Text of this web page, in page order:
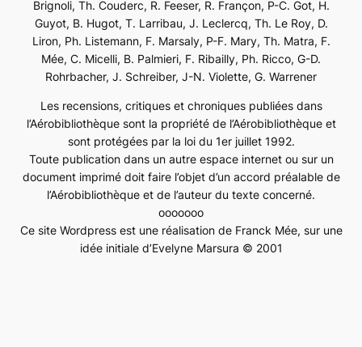
Brignoli, Th. Couderc, R. Feeser, R. Françon, P-C. Got, H.
Guyot, B. Hugot, T. Larribau, J. Leclercq, Th. Le Roy, D.
Liron, Ph. Listemann, F. Marsaly, P-F. Mary, Th. Matra, F.
Mée, C. Micelli, B. Palmieri, F. Ribailly, Ph. Ricco, G-D.
Rohrbacher, J. Schreiber, J-N. Violette, G. Warrener
Les recensions, critiques et chroniques publiées dans
l’Aérobibliothèque sont la propriété de l’Aérobibliothèque et
sont protégées par la loi du 1er juillet 1992.
Toute publication dans un autre espace internet ou sur un
document imprimé doit faire l’objet d’un accord préalable de
l’Aérobibliothèque et de l’auteur du texte concerné.
ooooooo
Ce site Wordpress est une réalisation de Franck Mée, sur une
idée initiale d’Evelyne Marsura © 2001